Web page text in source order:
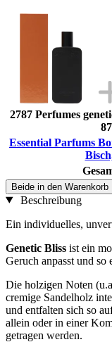
2787 Perfumes
Essential Parfums
Beide in den Warenkorb
Beschreibung
Ein individuelles,
Genetic Bliss ist ein
Geruch anpasst und
Die holzigen Noten
cremige Sandelholz
und entfalten sich so
allein oder in einer
getragen werden.